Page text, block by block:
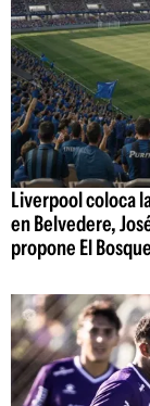
Liverpool coloca
en Belvedere,
propone El